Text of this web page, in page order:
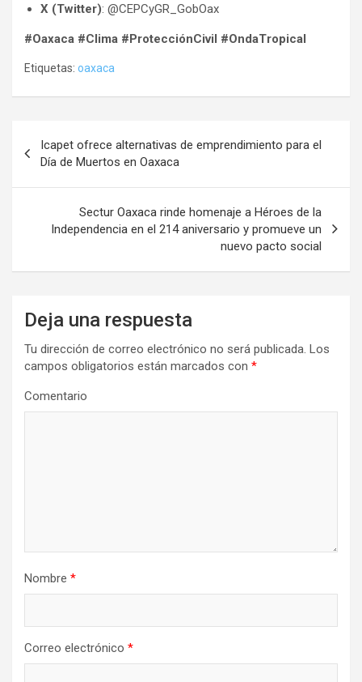
X (Twitter): @CEPCyGR_GobOax
#Oaxaca #Clima #ProtecciónCivil #OndaTropical
Etiquetas: oaxaca
de
entradas
Icapet ofrece alternativas de emprendimiento para el
Día de Muertos en Oaxaca
Sectur Oaxaca rinde homenaje a Héroes de la
Independencia en el 214 aniversario y promueve un
nuevo pacto social
Deja una respuesta
Tu dirección de correo electrónico no será publicada. Los
campos obligatorios están marcados con *
Comentario
Nombre *
Correo electrónico *